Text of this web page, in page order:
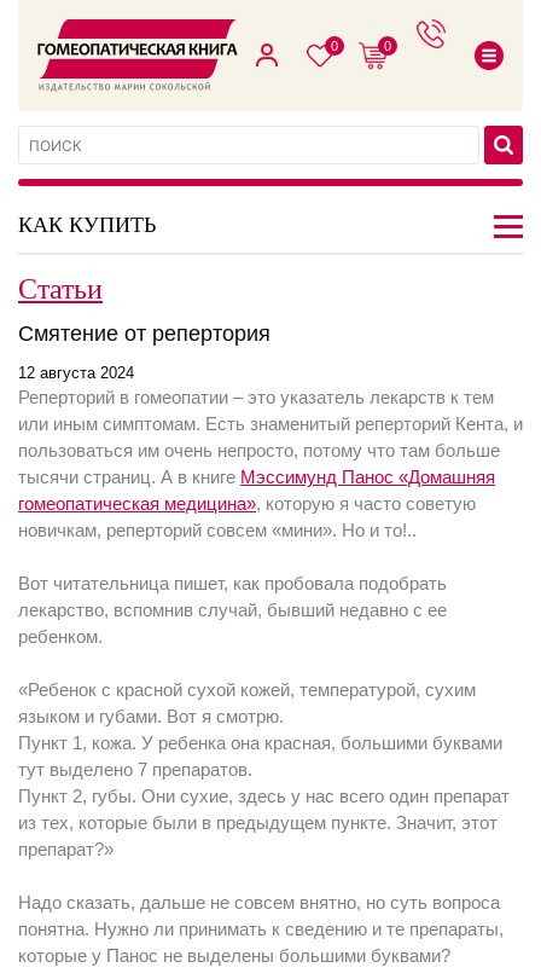
0 0
КАК КУПИТЬ
Статьи
Смятение от репертория
12 августа 2024
Реперторий в гомеопатии – это указатель лекарств к тем
или иным симптомам. Есть знаменитый реперторий Кента, и
пользоваться им очень непросто, потому что там больше
тысячи страниц. А в книге Мэссимунд Панос «Домашняя
гомеопатическая медицина», которую я часто советую
новичкам, реперторий совсем «мини». Но и то!..
Вот читательница пишет, как пробовала подобрать
лекарство, вспомнив случай, бывший недавно с ее
ребенком.
«Ребенок с красной сухой кожей, температурой, сухим
языком и губами. Вот я смотрю.
Пункт 1, кожа. У ребенка она красная, большими буквами
тут выделено 7 препаратов.
Пункт 2, губы. Они сухие, здесь у нас всего один препарат
из тех, которые были в предыдущем пункте. Значит, этот
препарат?»
Надо сказать, дальше не совсем внятно, но суть вопроса
понятна. Нужно ли принимать к сведению и те препараты,
которые у Панос не выделены большими буквами?